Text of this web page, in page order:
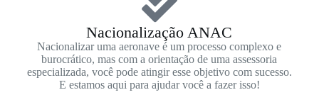
Nacionalização ANAC​
Nacionalizar uma aeronave é um processo complexo e
burocrático, mas com a orientação de uma assessoria
especializada, você pode atingir esse objetivo com sucesso.
E estamos aqui para ajudar você a fazer isso!